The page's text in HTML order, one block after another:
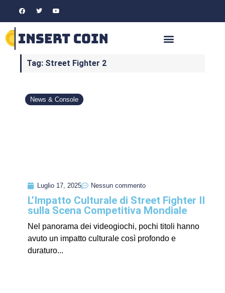
Tag: Street Fighter 2
News & Console
Luglio 17, 2025 Nessun commento
L’Impatto Culturale di Street Fighter II
sulla Scena Competitiva Mondiale
Nel panorama dei videogiochi, pochi titoli hanno
avuto un impatto culturale così profondo e
duraturo...